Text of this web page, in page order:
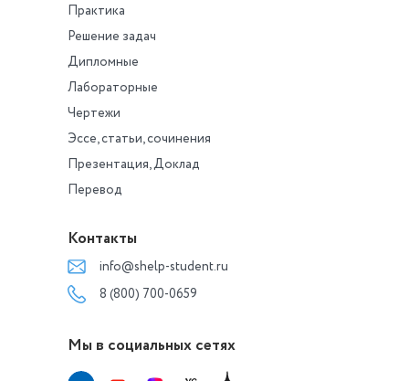
Практика
Решение задач
Дипломные
Лабораторные
Чертежи
Эссе, статьи, сочинения
Презентация, Доклад
Перевод
Контакты
info@shelp-student.ru
8 (800) 700-0659
Мы в социальных сетях